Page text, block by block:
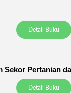
Detail Buku
Sekor Pertanian
Detail Buku